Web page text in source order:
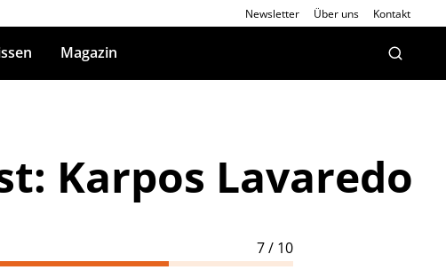
Newsletter Über uns Kontakt
Magazin
Karpos Lavaredo
7 / 10